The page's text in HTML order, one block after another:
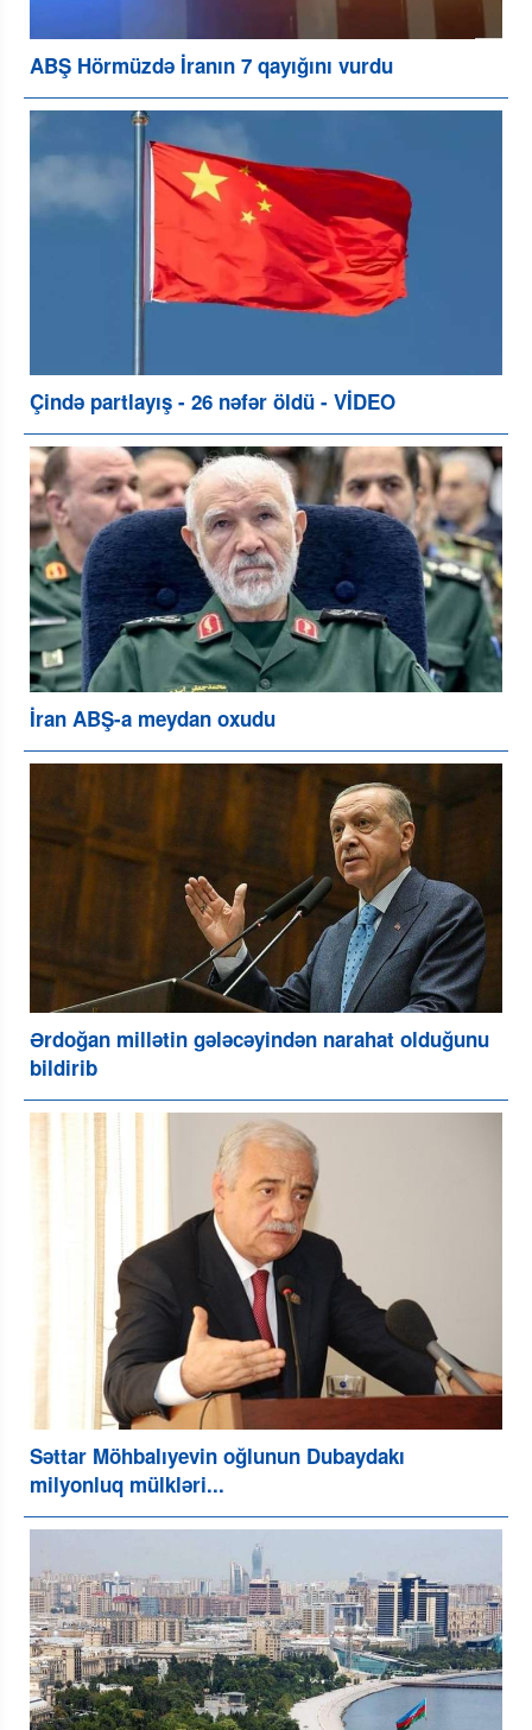
ABŞ Hörmüzdə İranın 7 qayığını vurdu
Çində partlayış - 26 nəfər öldü - VİDEO
İran ABŞ-a meydan oxudu
Ərdoğan millətin gələcəyindən narahat olduğunu
bildirib
Səttar Möhbalıyevin oğlunun Dubaydakı
milyonluq mülkləri...